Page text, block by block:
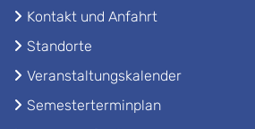
Kontakt und Anfahrt
Standorte
Veranstaltungskalender
Semesterterminplan